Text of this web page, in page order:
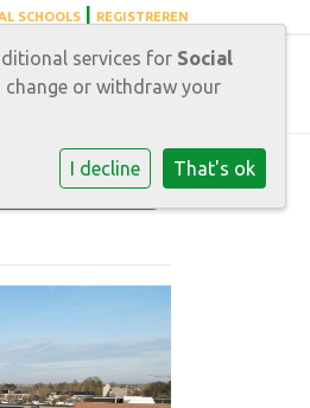
SCHOOLS REGISTREREN
services for Social
change or withdraw your
I decline That's ok